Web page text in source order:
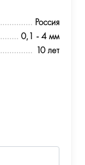
Россия
0,1 - 4 мм
10 лет